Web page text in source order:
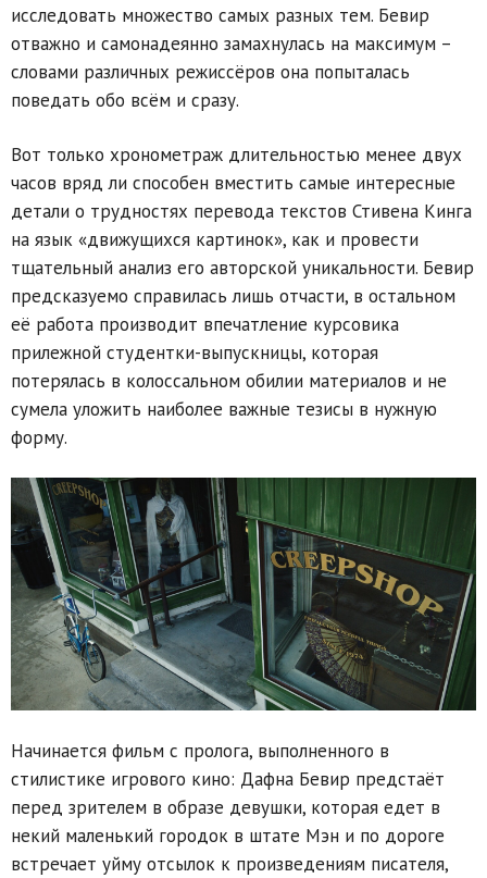
исследовать множество самых разных тем. Бевир
отважно и самонадеянно замахнулась на максимум –
словами различных режиссёров она попыталась
поведать обо всём и сразу.
Вот только хронометраж длительностью менее двух
часов вряд ли способен вместить самые интересные
детали о трудностях перевода текстов Стивена Кинга
на язык «движущихся картинок», как и провести
тщательный анализ его авторской уникальности. Бевир
предсказуемо справилась лишь отчасти, в остальном
её работа производит впечатление курсовика
прилежной студентки-выпускницы, которая
потерялась в колоссальном обилии материалов и не
сумела уложить наиболее важные тезисы в нужную
форму.
Начинается фильм с пролога, выполненного в
стилистике игрового кино: Дафна Бевир предстаёт
перед зрителем в образе девушки, которая едет в
некий маленький городок в штате Мэн и по дороге
встречает уйму отсылок к произведениям писателя,